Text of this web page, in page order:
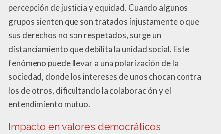
percepción de justicia y equidad. Cuando algunos
grupos sienten que son tratados injustamente o que
sus derechos no son respetados, surge un
distanciamiento que debilita la unidad social. Este
fenómeno puede llevar a una polarización de la
sociedad, donde los intereses de unos chocan contra
los de otros, dificultando la colaboración y el
entendimiento mutuo.
Impacto en valores democráticos